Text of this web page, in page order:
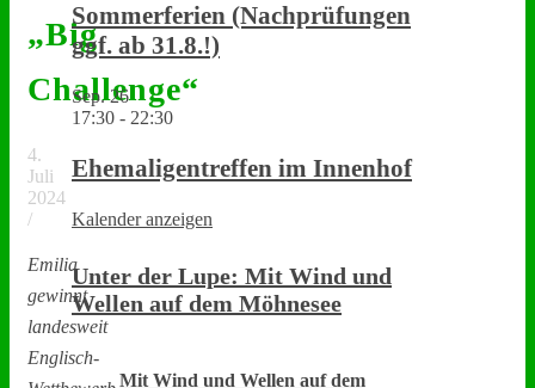
„Big
Challenge“
4.
Juli
2024
/
Emilia
gewinnt
landesweit
Englisch-
Sommerferien (Nachprüfungen
ggf. ab 31.8.!)
Sep.26
17:30 - 22:30
Ehemaligentreffen im Innenhof
Kalender anzeigen
Unter der Lupe: Mit Wind und
Wellen auf dem Möhnesee
Mit Wind und Wellen auf dem